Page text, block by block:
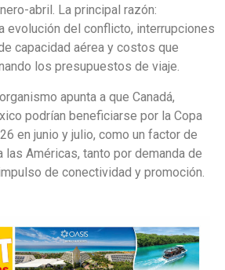
abril. La principal razón:
evolución del conflicto, interrupciones
capacidad aérea y costos que
los presupuestos de viaje.
apunta a que Canadá,
podrían beneficiarse por la Copa
en junio y julio, como un factor de
las Américas, tanto por demanda de
de conectividad y promoción.